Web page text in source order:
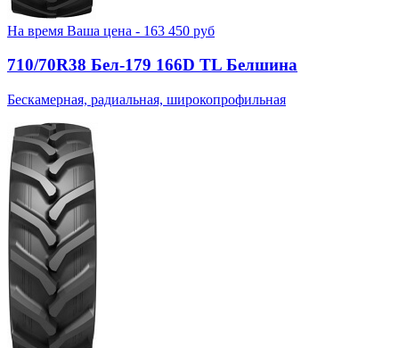
На время Ваша цена - 163 450 руб
710/70R38 Бел-179 166D TL Белшина
Бескамерная, радиальная, широкопрофильная